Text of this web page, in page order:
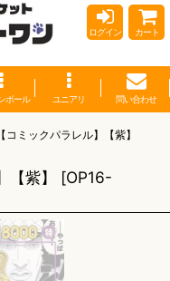
ログイン カート
ボール ユニアリ 問い合わせ
コミックパラレル】【紫】
紫】 [OP16-